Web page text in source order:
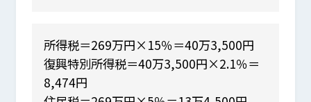
所得税＝269万円×15％＝40万3,500円
復興特別所得税＝40万3,500円×2.1％＝
8,474円